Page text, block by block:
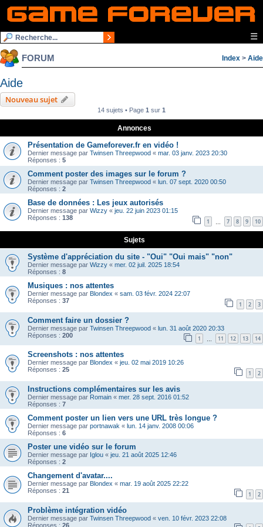
☰
FORUM Index > Aide
Aide
Nouveau sujet
14 sujets • Page 1 sur 1
Annonces
Présentation de Gameforever.fr en vidéo !
Dernier message par Twinsen Threepwood « mar. 03 janv. 2023 20:30
Réponses : 5
Comment poster des images sur le forum ?
Dernier message par Twinsen Threepwood « lun. 07 sept. 2020 00:50
Réponses : 2
Base de données : Les jeux autorisés
Dernier message par Wizzy « jeu. 22 juin 2023 01:15
Réponses : 138 1 7 8 9 10
Sujets
Système d'appréciation du site - "Oui" "Oui mais" "non"
Dernier message par Wizzy « mer. 02 juil. 2025 18:54
Réponses : 8
Musiques : nos attentes
Dernier message par Blondex « sam. 03 févr. 2024 22:07
Réponses : 37 1 2 3
Comment faire un dossier ?
Dernier message par Twinsen Threepwood « lun. 31 août 2020 20:33
Réponses : 200 1 11 12 13 14
Screenshots : nos attentes
Dernier message par Blondex « jeu. 02 mai 2019 10:26
Réponses : 25 1 2
Instructions complémentaires sur les avis
Dernier message par Romain « mer. 28 sept. 2016 01:52
Réponses : 7
Comment poster un lien vers une URL très longue ?
Dernier message par portnawak « lun. 14 janv. 2008 00:06
Réponses : 6
Poster une vidéo sur le forum
Dernier message par Iglou « jeu. 21 août 2025 12:46
Réponses : 2
Changement d'avatar....
Dernier message par Blondex « mar. 19 août 2025 22:22
Réponses : 21 1 2
Problème intégration vidéo
Dernier message par Twinsen Threepwood « ven. 10 févr. 2023 22:08
Réponses : 26